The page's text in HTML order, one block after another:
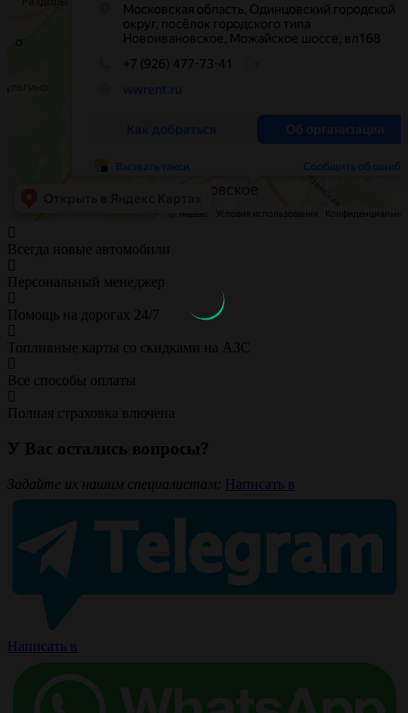
Всегда новые автомобили
Персональный менеджер
Помощь на дорогах 24/7
Топливные карты со скидками на АЗС
Все способы оплаты
Полная страховка влючена
У Вас остались вопросы?
Задайте их нашим специалистам: Написать в
Написать в